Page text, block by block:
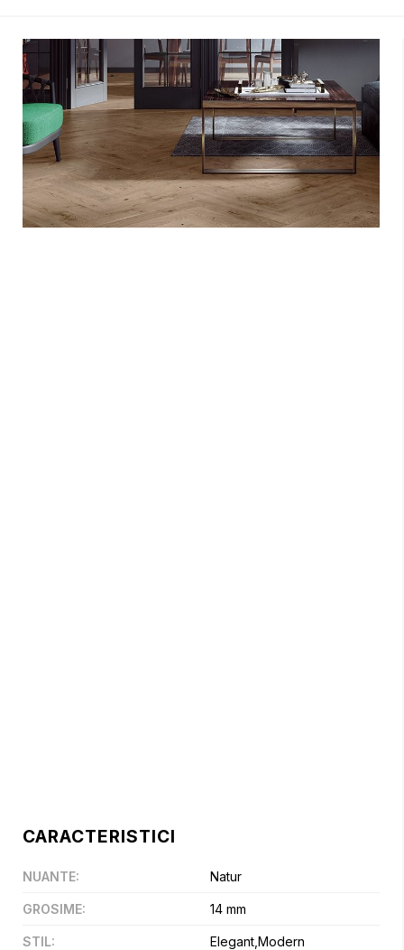
CARACTERISTICI
NUANTE: Natur
GROSIME: 14 mm
STIL: Elegant,Modern